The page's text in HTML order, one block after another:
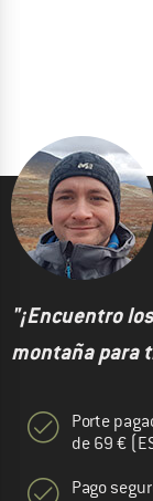
"¡Encuentro
montaña para
Porte
de 69 €
Pago